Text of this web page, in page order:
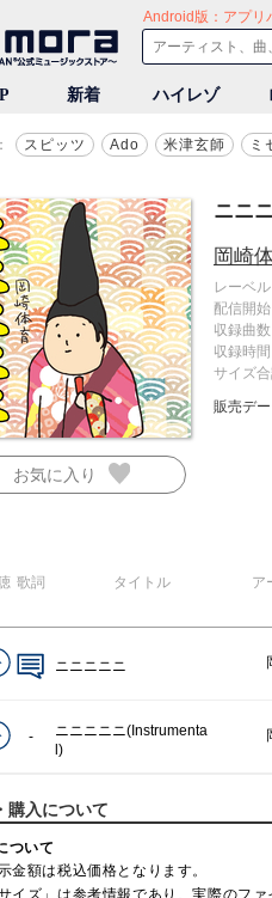
音楽ダウンロード・音
新着 ハイレゾ
スピッツ Ado 米津玄師 ミ
お気に入り
ニニ
岡崎
レーベル
配信開始
収録曲数
収録時間
サイズ
販売デー
歌詞 タイトル ア
ニニニニニ
-
ニニニニニ(Instrumenta
l)
購入について
ついて
金額は税込価格となります。
サイズ」は参考情報であり、実際のフ